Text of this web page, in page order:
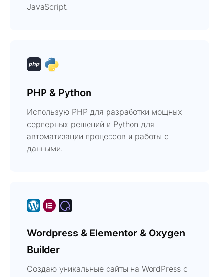
JavaScript.
PHP & Python
Использую PHP для разработки мощных
серверных решений и Python для
автоматизации процессов и работы с
данными.
Wordpress & Elementor & Oxygen
Builder
Создаю уникальные сайты на WordPress с